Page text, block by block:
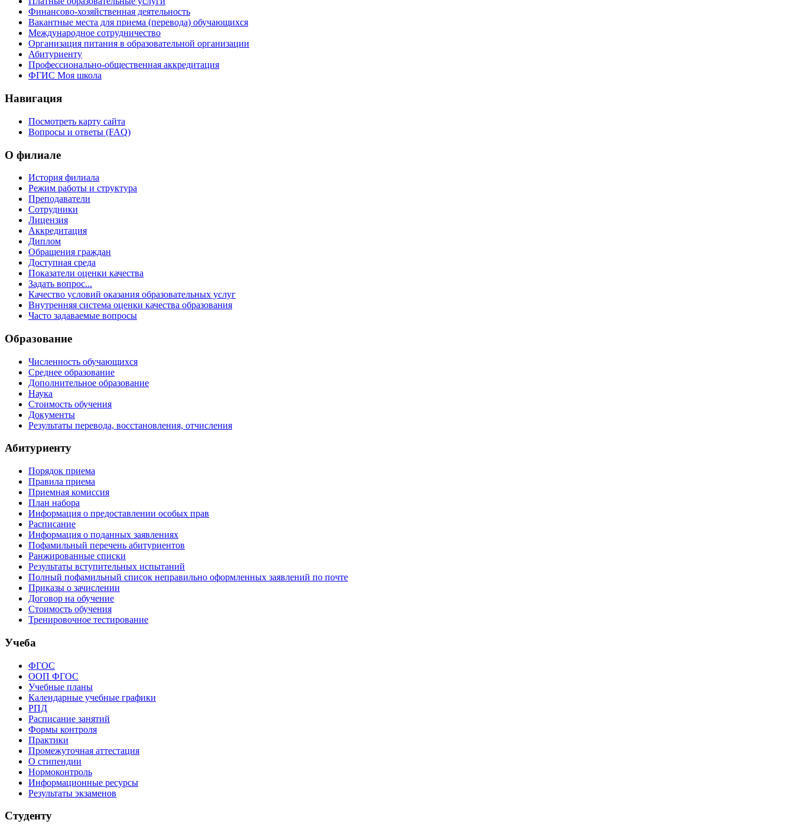
Финансово-хозяйственная деятельность
Вакантные места для приема (перевода) обучающихся
Международное сотрудничество
Организация питания в образовательной организации
Абитуриенту
Профессионально-общественная аккредитация
ФГИС Моя школа
Навигация
Посмотреть карту сайта
Вопросы и ответы (FAQ)
О филиале
История филиала
Режим работы и структура
Преподаватели
Сотрудники
Лицензия
Аккредитация
Диплом
Обращения граждан
Доступная среда
Показатели оценки качества
Задать вопрос...
Качество условий оказания образовательных услуг
Внутренняя система оценки качества образования
Часто задаваемые вопросы
Образование
Численность обучающихся
Среднее образование
Дополнительное образование
Наука
Стоимость обучения
Документы
Результаты перевода, восстановления, отчисления
Абитуриенту
Порядок приема
Правила приема
Приемная комиссия
План набора
Информация о предоставлении особых прав
Расписание
Информация о поданных заявлениях
Пофамильный перечень абитуриентов
Ранжированные списки
Результаты вступительных испытаний
Полный пофамильный список неправильно оформленных заявлений по почте
Приказы о зачислении
Договор на обучение
Стоимость обучения
Тренировочное тестирование
Учеба
ФГОС
ООП ФГОС
Учебные планы
Календарные учебные графики
РПД
Расписание занятий
Формы контроля
Практики
Промежуточная аттестация
О стипендии
Нормоконтроль
Информационные ресурсы
Результаты экзаменов
Студенту